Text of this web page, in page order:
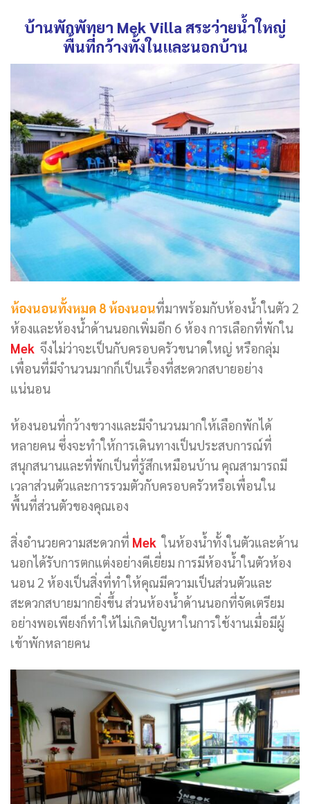
บ้านพักพัทยา Mek Villa สระว่ายน้ำใหญ่
พื้นที่กว้างทั้งในและนอกบ้าน
ห้องนอนทั้งหมด 8 ห้องนอนที่มาพร้อมกับห้องน้ำในตัว 2
ห้องและห้องน้ำด้านนอกเพิ่มอีก 6 ห้อง การเลือกที่พักใน
Mek จึงไม่ว่าจะเป็นกับครอบครัวขนาดใหญ่ หรือกลุ่ม
เพื่อนที่มีจำนวนมากก็เป็นเรื่องที่สะดวกสบายอย่าง
แน่นอน
ห้องนอนที่กว้างขวางและมีจำนวนมากให้เลือกพักได้
หลายคน ซึ่งจะทำให้การเดินทางเป็นประสบการณ์ที่
สนุกสนานและที่พักเป็นที่รู้สึกเหมือนบ้าน คุณสามารถมี
เวลาส่วนตัวและการรวมตัวกับครอบครัวหรือเพื่อนใน
พื้นที่ส่วนตัวของคุณเอง
สิ่งอำนวยความสะดวกที่ Mek ในห้องน้ำทั้งในตัวและด้าน
นอกได้รับการตกแต่งอย่างดีเยี่ยม การมีห้องน้ำในตัวห้อง
นอน 2 ห้องเป็นสิ่งที่ทำให้คุณมีความเป็นส่วนตัวและ
สะดวกสบายมากยิ่งขึ้น ส่วนห้องน้ำด้านนอกที่จัดเตรียม
อย่างพอเพียงก็ทำให้ไม่เกิดปัญหาในการใช้งานเมื่อมีผู้
เข้าพักหลายคน